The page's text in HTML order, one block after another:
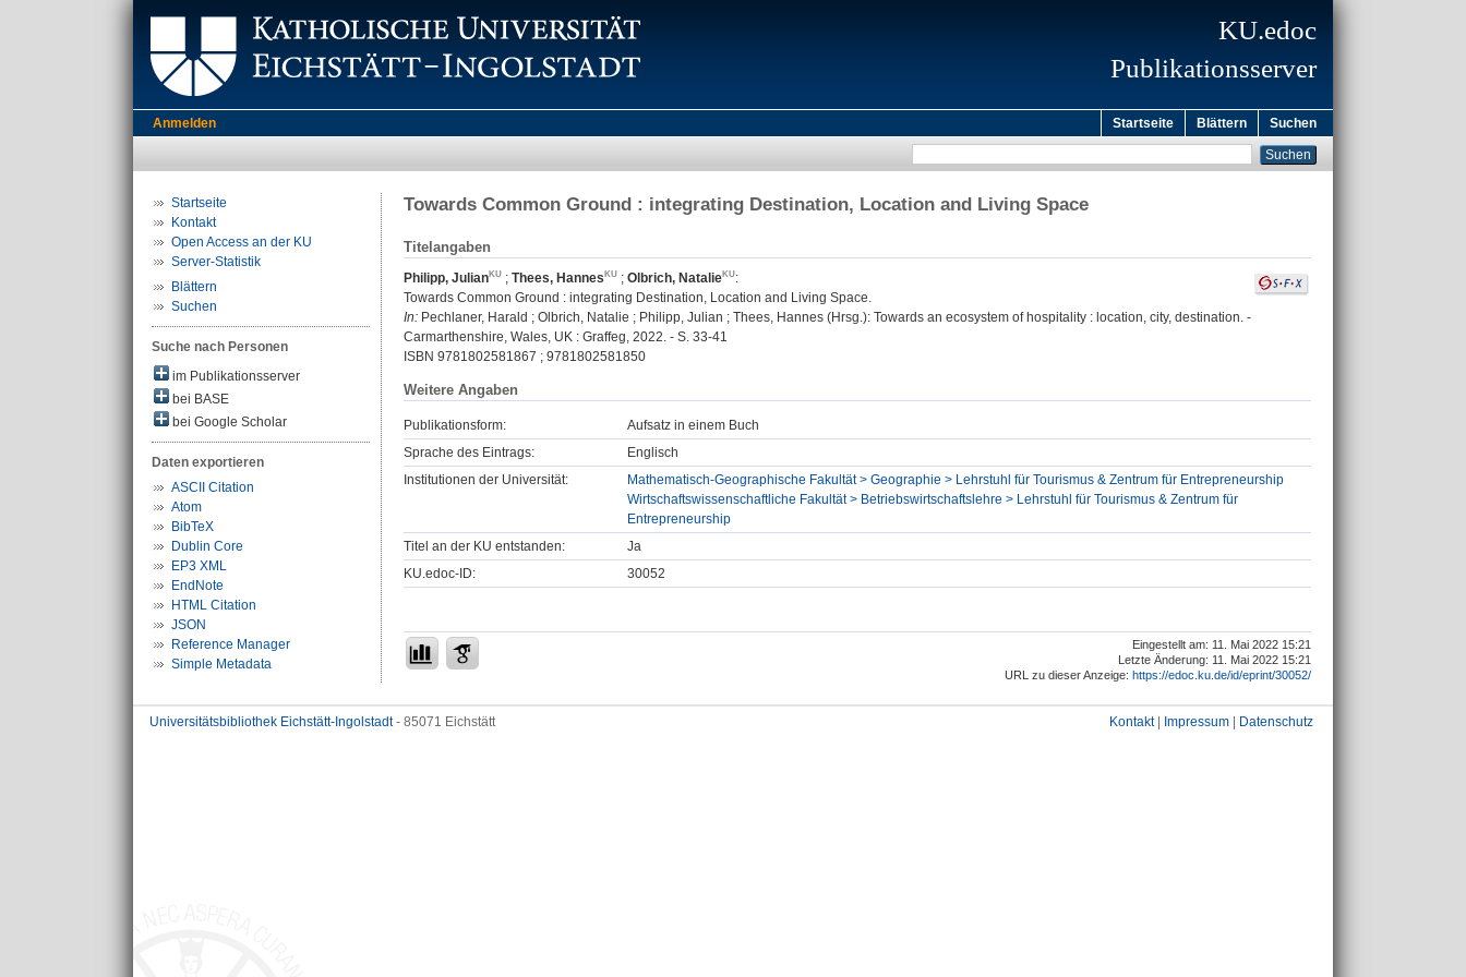
KU.edoc
Publikationsserver
Anmelden Startseite Blättern Suchen
Startseite
Kontakt
Open Access an der KU
Server-Statistik
Blättern
Suchen
Suche nach Personen
im Publikationsserver
bei BASE
bei Google Scholar
Daten exportieren
ASCII Citation
Atom
BibTeX
Dublin Core
EP3 XML
EndNote
HTML Citation
JSON
Reference Manager
Simple Metadata
Towards Common Ground : integrating Destination, Location and Living Space
Titelangaben
Philipp, Julian ; Thees, Hannes ; Olbrich, Natalie
:
Towards Common Ground : integrating Destination, Location and Living Space.
In: Pechlaner, Harald ; Olbrich, Natalie ; Philipp, Julian ; Thees, Hannes (Hrsg.): Towards an ecosystem of hospitality : location, city, destination. -
Carmarthenshire, Wales, UK : Graffeg, 2022. - S. 33-41
ISBN 9781802581867 ; 9781802581850
Weitere Angaben
Publikationsform:
Aufsatz in einem Buch
Sprache des Eintrags:
Englisch
Institutionen der Universität:
Mathematisch-Geographische Fakultät > Geographie > Lehrstuhl für Tourismus & Zentrum für Entrepreneurship
Wirtschaftswissenschaftliche Fakultät > Betriebswirtschaftslehre > Lehrstuhl für Tourismus & Zentrum für
Entrepreneurship
Titel an der KU entstanden:
Ja
KU.edoc-ID:
30052
Eingestellt am: 11. Mai 2022 15:21
Letzte Änderung: 11. Mai 2022 15:21
URL zu dieser Anzeige: https://edoc.ku.de/id/eprint/30052/
Universitätsbibliothek Eichstätt-Ingolstadt- 85071 Eichstätt Kontakt| Impressum Datenschutz